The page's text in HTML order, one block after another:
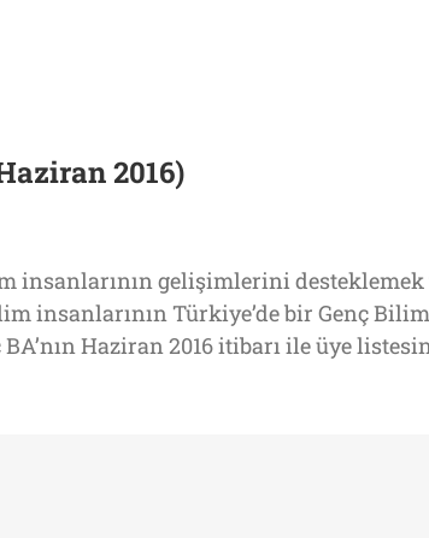
2016)
insanlarının gelişimlerini
insanlarının Türkiye’de bir Genç
Haziran 2016 itibarı ile üye